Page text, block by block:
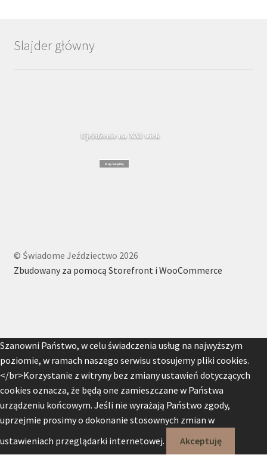
Slajder główny
Ujeżdżenie na XXI wiek
Kup książkę
© Świadome Jeździectwo 2026
Zbudowany za pomocą Storefront i WooCommerce
Szanowni Państwo, w celu świadczenia usług na najwyższym
poziomie, w ramach naszego serwisu stosujemy pliki cookies.
</br>Korzystanie z witryny bez zmiany ustawień dotyczących
cookies oznacza, że będą one zamieszczane w Państwa
urządzeniu końcowym. Jeśli nie wyrażają Państwo zgody,
uprzejmie prosimy o dokonanie stosownych zmian w
ustawieniach przeglądarki internetowej.
Akceptuję